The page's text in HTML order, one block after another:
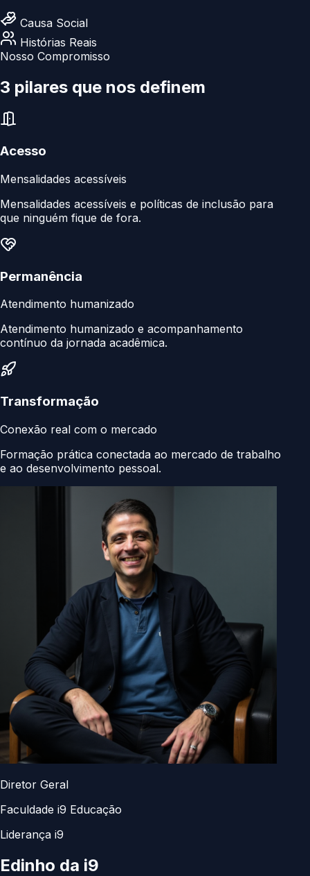
Causa Social
Histórias Reais
Nosso Compromisso
3 pilares que nos definem
Acesso
Mensalidades acessíveis
Mensalidades acessíveis e políticas de inclusão para
que ninguém fique de fora.
Permanência
Atendimento humanizado
Atendimento humanizado e acompanhamento
contínuo da jornada acadêmica.
Transformação
Conexão real com o mercado
Formação prática conectada ao mercado de trabalho
e ao desenvolvimento pessoal.
Diretor Geral
Faculdade i9 Educação
Liderança i9
Edinho da i9